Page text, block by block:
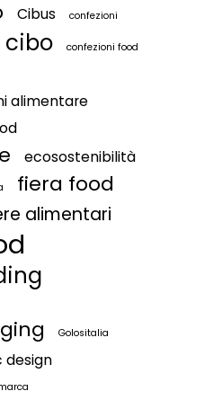
Cibus confezioni
cibo confezioni food
alimentare
ecosostenibilità
fiera food
alimentari
Golositalia
design